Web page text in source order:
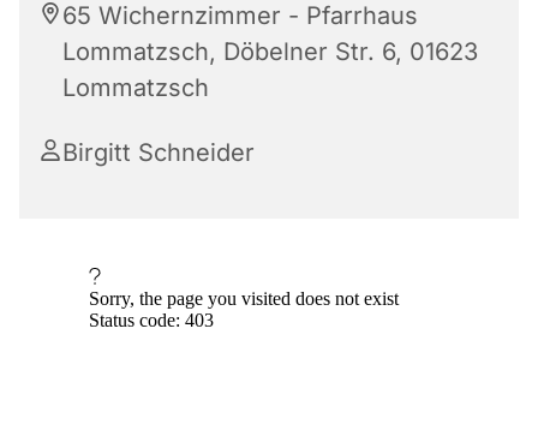
65 Wichernzimmer - Pfarrhaus
Lommatzsch, Döbelner Str. 6, 01623
Lommatzsch
Birgitt Schneider